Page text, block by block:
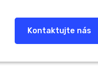
Kontaktujte nás